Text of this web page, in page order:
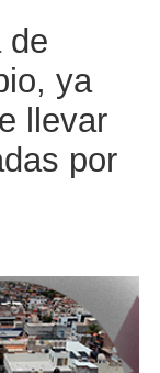
de
ya
llevar
por